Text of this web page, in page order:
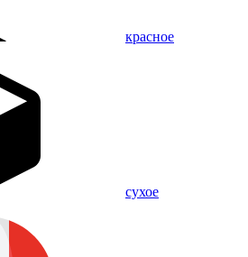
красное
сухое